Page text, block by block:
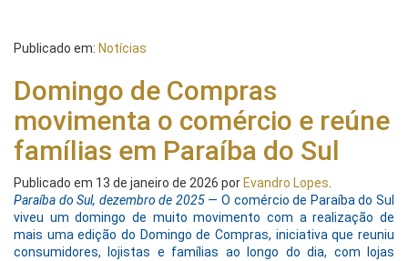
Publicado em: Notícias
Domingo de Compras
movimenta o comércio e reúne
famílias em Paraíba do Sul
Publicado em 13 de janeiro de 2026 por Evandro Lopes.
Paraíba do Sul, dezembro de 2025 — O comércio de Paraíba do Sul
viveu um domingo de muito movimento com a realização de
mais uma edição do Domingo de Compras, iniciativa que reuniu
consumidores, lojistas e famílias ao longo do dia, com lojas